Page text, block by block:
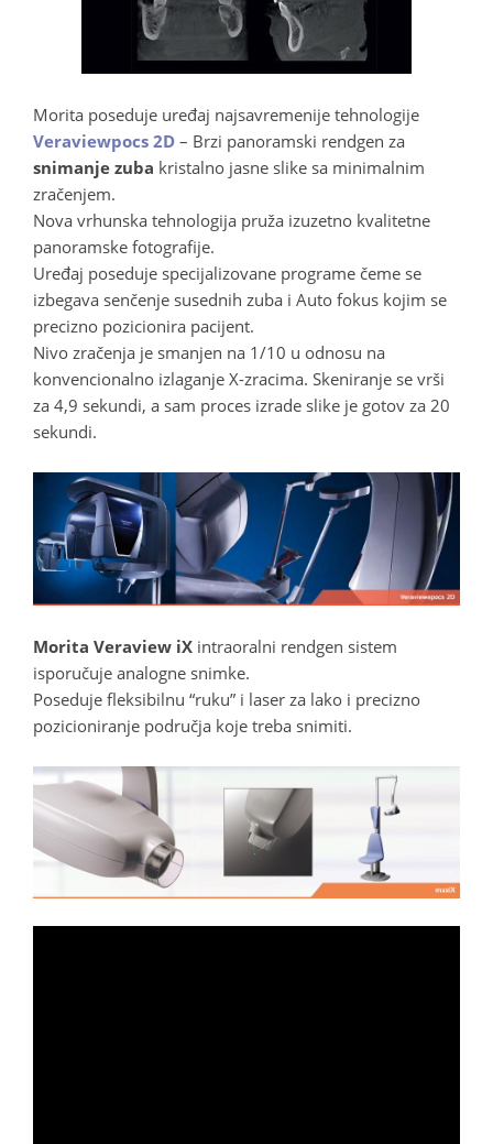
Morita poseduje uređaj najsavremenije tehnologije
Veraviewpocs 2D – Brzi panoramski rendgen za
snimanje zuba kristalno jasne slike sa minimalnim
zračenjem.
Nova vrhunska tehnologija pruža izuzetno kvalitetne
panoramske fotografije.
Uređaj poseduje specijalizovane programe čeme se
izbegava senčenje susednih zuba i Auto fokus kojim se
precizno pozicionira pacijent.
Nivo zračenja je smanjen na 1/10 u odnosu na
konvencionalno izlaganje X-zracima. Skeniranje se vrši
za 4,9 sekundi, a sam proces izrade slike je gotov za 20
sekundi.
Morita Veraview iX intraoralni rendgen sistem
isporučuje analogne snimke.
Poseduje fleksibilnu “ruku” i laser za lako i precizno
pozicioniranje područja koje treba snimiti.